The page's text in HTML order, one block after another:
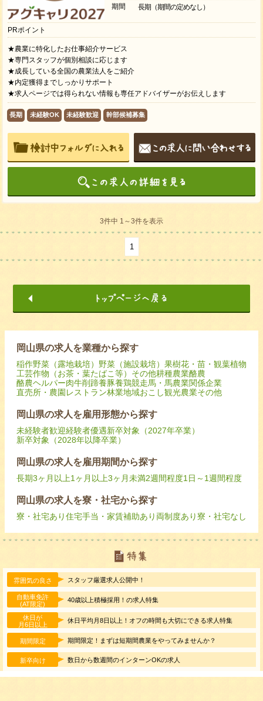
期間
長期（期間の定めなし）
PRポイント
★農業に特化したお仕事紹介サービス
★専門スタッフが個別相談に応じます
★成長している全国の農業法人をご紹介
★内定獲得までしっかりサポート
★求人ページでは得られない情報も専任アドバイザーがお伝えします
長期 未経験OK 未経験歓迎 幹部候補募集
3件中 1～3件を表示
1
岡山県の求人を業種から探す
稲作野菜（露地栽培） 野菜（施設栽培） 果樹花・苗・観葉植物
工芸作物（お茶・葉たばこ等） その他耕種農業酪農
酪農ヘルパー肉牛削蹄養豚養鶏競走馬・馬農業関係企業
直売所・農園レストラン林業地域おこし観光農業その他
岡山県の求人を雇用形態から探す
未経験者歓迎経験者優遇新卒対象（2027年卒業）
新卒対象（2028年以降卒業）
岡山県の求人を雇用期間から探す
長期3ヶ月以上1ヶ月以上3ヶ月未満2週間程度1日～1週間程度
岡山県の求人を寮・社宅から探す
寮・社宅あり住宅手当・家賃補助あり 両制度あり寮・社宅なし
雰囲気の良さ スタッフ厳選求人公開中！
自動車免許
(AT限定)
40歳以上積極採用！の求人特集
休日が
月6日以上
休日平均月8日以上！オフの時間も大切にできる求人特集
期間限定 期間限定！まずは短期間農業をやってみませんか？
新卒向け 数日から数週間のインターンOKの求人